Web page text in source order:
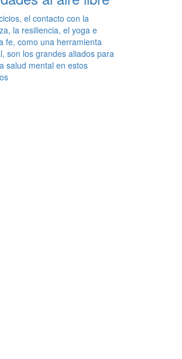
el contacto con la
la resiliencia, el yoga e
fe, como una herramienta
son los grandes aliados para
salud mental en estos